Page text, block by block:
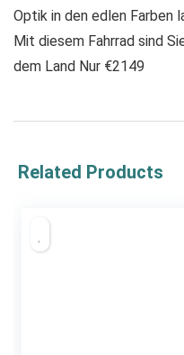
Optik in den edlen Farben
Mit diesem Fahrrad sind
dem Land Nur €2149
Related Products